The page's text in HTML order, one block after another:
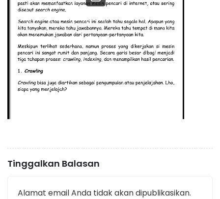
Tinggalkan Balasan
Alamat email Anda tidak akan dipublikasikan.